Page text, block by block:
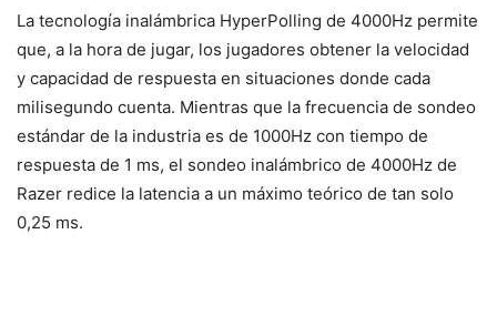
La tecnología inalámbrica HyperPolling de 4000Hz permite
que, a la hora de jugar, los jugadores obtener la velocidad
y capacidad de respuesta en situaciones donde cada
milisegundo cuenta. Mientras que la frecuencia de sondeo
estándar de la industria es de 1000Hz con tiempo de
respuesta de 1 ms, el sondeo inalámbrico de 4000Hz de
Razer redice la latencia a un máximo teórico de tan solo
0,25 ms.